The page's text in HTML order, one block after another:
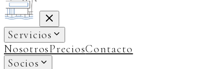
Servicios
NosotrosPreciosContacto
Socios